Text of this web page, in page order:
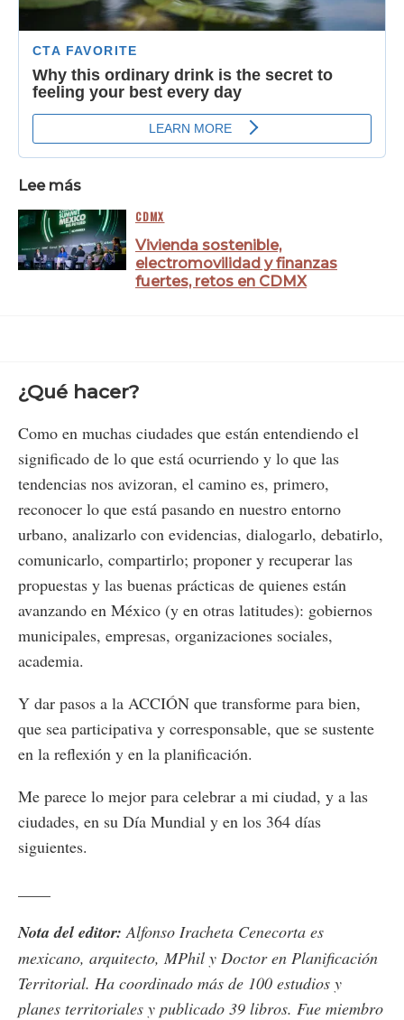
Lee más
CDMX
Vivienda sostenible,
electromovilidad y finanzas
fuertes, retos en CDMX
¿Qué hacer?
Como en muchas ciudades que están entendiendo el
significado de lo que está ocurriendo y lo que las
tendencias nos avizoran, el camino es, primero,
reconocer lo que está pasando en nuestro entorno
urbano, analizarlo con evidencias, dialogarlo, debatirlo,
comunicarlo, compartirlo; proponer y recuperar las
propuestas y las buenas prácticas de quienes están
avanzando en México (y en otras latitudes): gobiernos
municipales, empresas, organizaciones sociales,
academia.
Y dar pasos a la ACCIÓN que transforme para bien,
que sea participativa y corresponsable, que se sustente
en la reflexión y en la planificación.
Me parece lo mejor para celebrar a mi ciudad, y a las
ciudades, en su Día Mundial y en los 364 días
siguientes.
Nota del editor: Alfonso Iracheta Cenecorta es
mexicano, arquitecto, MPhil y Doctor en Planificación
Territorial. Ha coordinado más de 100 estudios y
planes territoriales y publicado 39 libros. Fue miembro